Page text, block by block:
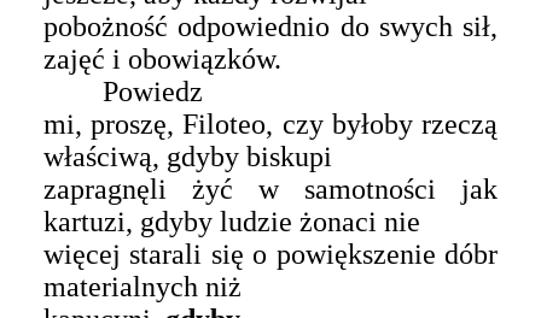
pobożność odpowiednio do swych sił,
zajęć i obowiązków.
Powiedz
mi, proszę, Filoteo, czy byłoby rzeczą
właściwą, gdyby biskupi
zapragnęli żyć w samotności jak
kartuzi, gdyby ludzie żonaci nie
więcej starali się o powiększenie dóbr
materialnych niż